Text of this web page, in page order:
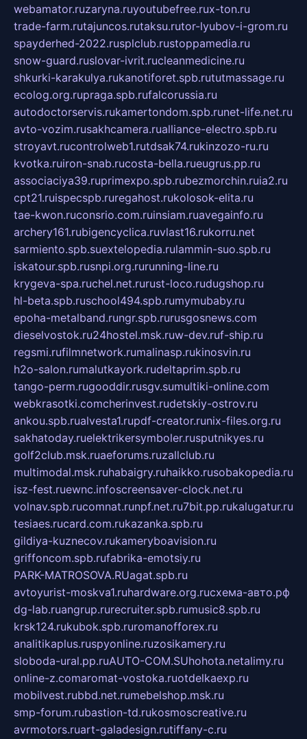
webamator.ruzaryna.ruyoutubefree.rux-ton.ru
trade-farm.rutajuncos.rutaksu.rutor-lyubov-i-grom.ru
spayderhed-2022.rusplclub.rustoppamedia.ru
snow-guard.ruslovar-ivrit.rucleanmedicine.ru
shkurki-karakulya.rukanotiforet.spb.rututmassage.ru
ecolog.org.rupraga.spb.rufalcorussia.ru
autodoctorservis.rukamertondom.spb.runet-life.net.ru
avto-vozim.rusakhcamera.rualliance-electro.spb.ru
stroyavt.rucontrolweb1.rutdsak74.rukinzozo-ru.ru
kvotka.ruiron-snab.rucosta-bella.rueugrus.pp.ru
associaciya39.ruprimexpo.spb.rubezmorchin.ruia2.ru
cpt21.ruispecspb.ruregahost.rukolosok-elita.ru
tae-kwon.ruconsrio.com.ruinsiam.ruavegainfo.ru
archery161.rubigencyclica.ruvlast16.rukorru.net
sarmiento.spb.suextelopedia.rulammin-suo.spb.ru
iskatour.spb.rusnpi.org.rurunning-line.ru
krygeva-spa.ruchel.net.rurust-loco.rudugshop.ru
hl-beta.spb.ruschool494.spb.rumymubaby.ru
epoha-metalband.rungr.spb.rurusgosnews.com
dieselvostok.ru24hostel.msk.ruw-dev.ruf-ship.ru
regsmi.rufilmnetwork.rumalinasp.rukinosvin.ru
h2o-salon.rumalutkayork.rudeltaprim.spb.ru
tango-perm.rugooddir.rusgv.sumultiki-online.com
webkrasotki.comcherinvest.rudetskiy-ostrov.ru
ankou.spb.rualvesta1.rupdf-creator.runix-files.org.ru
sakhatoday.ruelektrikersymboler.rusputnikyes.ru
golf2club.msk.ruaeforums.ruzallclub.ru
multimodal.msk.ruhabaigry.ruhaikko.rusobakopedia.ru
isz-fest.ruewnc.infoscreensaver-clock.net.ru
volnav.spb.rucomnat.runpf.net.ru7bit.pp.rukalugatur.ru
tesiaes.rucard.com.rukazanka.spb.ru
gildiya-kuznecov.rukameryboavision.ru
griffoncom.spb.rufabrika-emotsiy.ru
PARK-MATROSOVA.RUagat.spb.ru
avtoyurist-moskva1.ruhardware.org.ruсхема-авто.рф
dg-lab.ruangrup.rurecruiter.spb.rumusic8.spb.ru
krsk124.rukubok.spb.ruromanofforex.ru
analitikaplus.ruspyonline.ruzosikamery.ru
sloboda-ural.pp.ruAUTO-COM.SUhohota.netalimy.ru
online-z.comaromat-vostoka.ruotdelkaexp.ru
mobilvest.rubbd.net.rumebelshop.msk.ru
smp-forum.rubastion-td.rukosmoscreative.ru
avrmotors.ruart-galadesign.rutiffany-c.ru